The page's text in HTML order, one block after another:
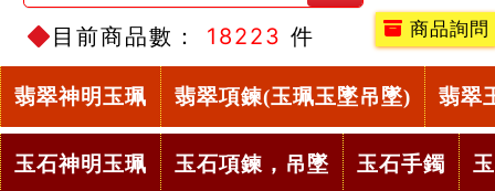
目前商品數： 18223 件
商品詢問
翡翠神明玉珮 翡翠項鍊(玉珮玉墜吊墜) 翡翠
玉石神明玉珮 玉石項鍊，吊墜 玉石手鐲